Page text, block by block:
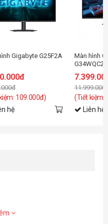
Gigabyte G25F2A
109.000đ)
hệ
Màn hình
G34WQC2
(Tiết kiệm:
Liên hệ